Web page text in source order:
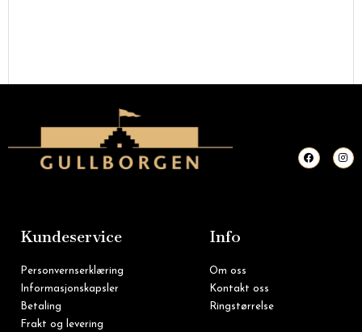
F
a
c
I
n
s
Kundeservice
Personvernserklæring
Informasjonskapsler
Betaling
Frakt og levering
Info
Om oss
Kontakt oss
Ringstørrelse